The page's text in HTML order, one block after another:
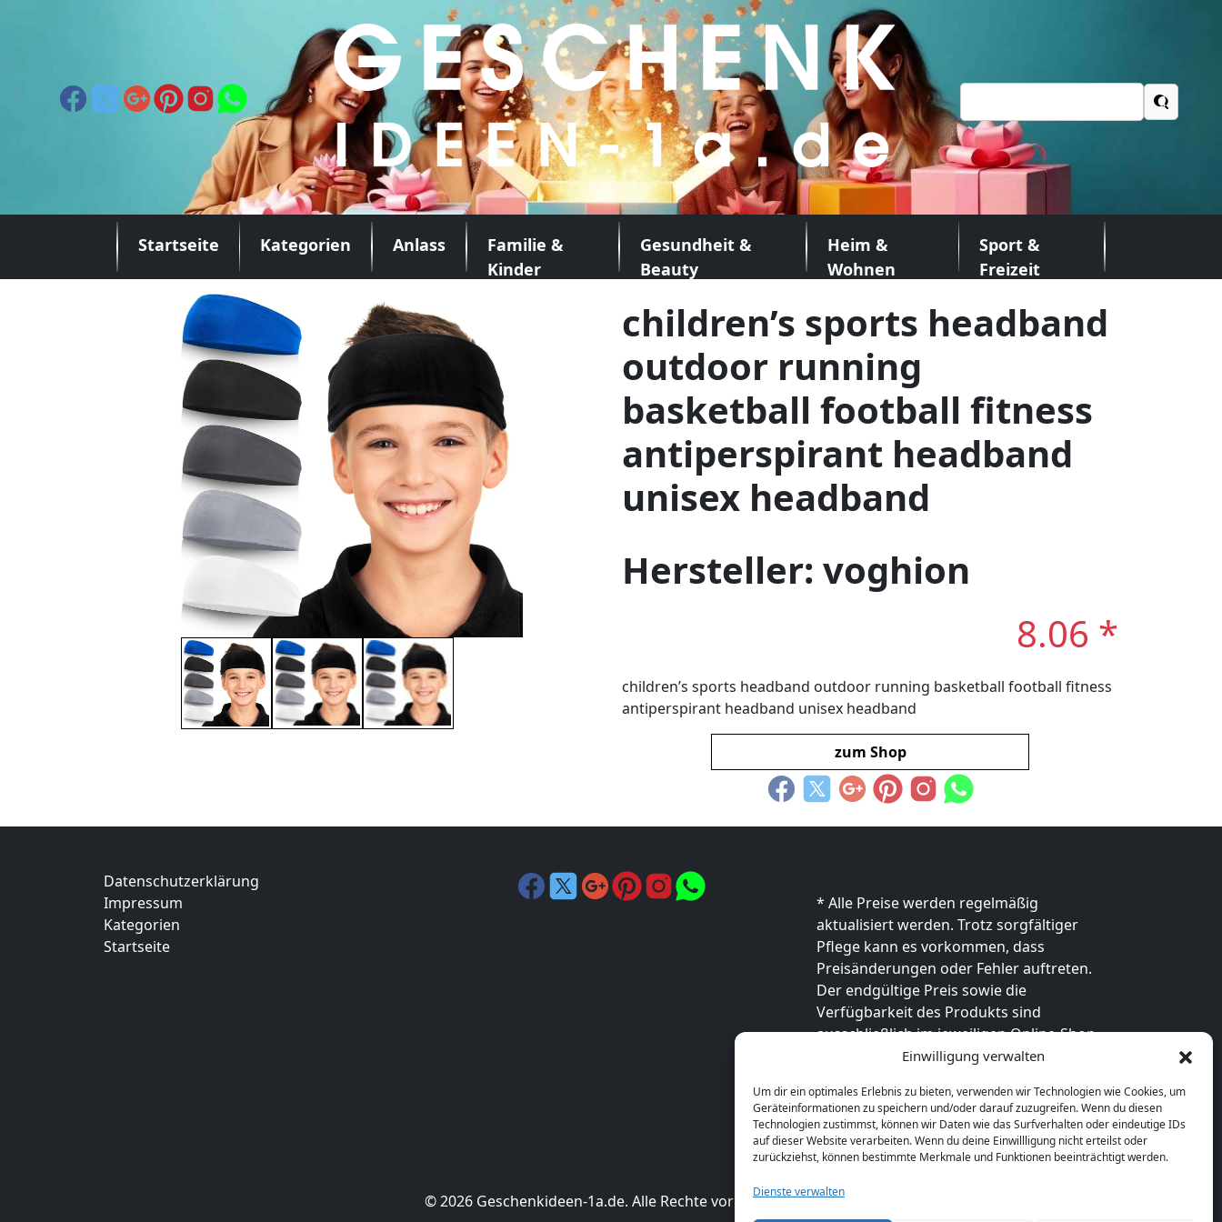
Einwilligung verwalten
Um dir ein optimales Erlebnis zu bieten, verwenden wir Technologien wie Cookies, um
Geräteinformationen zu speichern und/oder darauf zuzugreifen. Wenn du diesen
Technologien zustimmst, können wir Daten wie das Surfverhalten oder eindeutige IDs
auf dieser Website verarbeiten. Wenn du deine Einwillligung nicht erteilst oder
zurückziehst, können bestimmte Merkmale und Funktionen beeinträchtigt werden.
Dienste verwalten
nach:
Startseite Kategorien Anlass
Familie &
Kinder
Gesundheit &
Beauty
Heim &
Wohnen
Sport &
Freizeit
children’s sports headband
outdoor running
basketball football fitness
antiperspirant headband
unisex headband
Hersteller: voghion
8.06 *
children’s sports headband outdoor running basketball football fitness
antiperspirant headband unisex headband
zum Shop
Datenschutzerklärung
Impressum
Kategorien
Startseite
* Alle Preise werden regelmäßig
aktualisiert werden. Trotz sorgfältiger
Pflege kann es vorkommen, dass
Preisänderungen oder Fehler auftreten.
Der endgültige Preis sowie die
Verfügbarkeit des Produkts sind
ausschließlich im jeweiligen Online-Shop
des Anbieters verbindlich. Bitte
beim Händler.
© 2026 Geschenkideen-1a.de. Alle Rechte vorbehalten.